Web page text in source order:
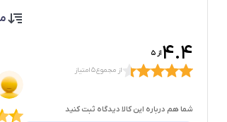
4.4از 5
از مجموع 5 امتیاز
شما هم درباره این کالا دیدگاه ثبت کنید